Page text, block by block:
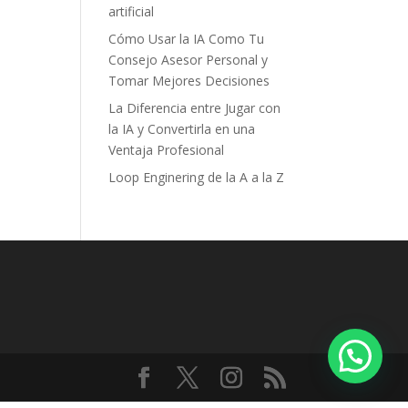
artificial
Cómo Usar la IA Como Tu
Consejo Asesor Personal y
Tomar Mejores Decisiones
La Diferencia entre Jugar con
la IA y Convertirla en una
Ventaja Profesional
Loop Enginering de la A a la Z